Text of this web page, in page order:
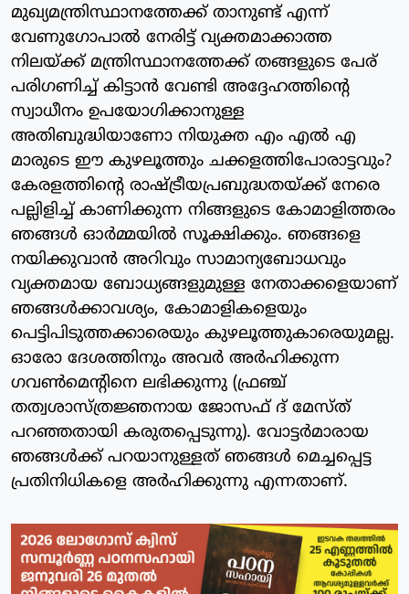
മുഖ്യമന്ത്രിസ്ഥാനത്തേക്ക് താനുണ്ട് എന്ന്
വേണുഗോപാല്‍ നേരിട്ട് വ്യക്തമാക്കാത്ത
നിലയ്ക്ക് മന്ത്രിസ്ഥാനത്തേക്ക് തങ്ങളുടെ പേര്
പരിഗണിച്ച് കിട്ടാന്‍ വേണ്ടി അദ്ദേഹത്തിന്റെ
സ്വാധീനം ഉപയോഗിക്കാനുള്ള
അതിബുദ്ധിയാണോ നിയുക്ത എം എല്‍ എ
മാരുടെ ഈ കുഴലൂത്തും ചക്കളത്തിപോരാട്ടവും?
കേരളത്തിന്റെ രാഷ്ട്രീയപ്രബുദ്ധതയ്ക്ക് നേരെ
പല്ലിളിച്ച് കാണിക്കുന്ന നിങ്ങളുടെ കോമാളിത്തരം
ഞങ്ങള്‍ ഓര്‍മ്മയില്‍ സൂക്ഷിക്കും. ഞങ്ങളെ
നയിക്കുവാന്‍ അറിവും സാമാന്യബോധവും
വ്യക്തമായ ബോധ്യങ്ങളുമുള്ള നേതാക്കളെയാണ്
ഞങ്ങള്‍ക്കാവശ്യം, കോമാളികളെയും
പെട്ടിപിടുത്തക്കാരെയും കുഴലൂത്തുകാരെയുമല്ല.
ഓരോ ദേശത്തിനും അവര്‍ അര്‍ഹിക്കുന്ന
ഗവൺമെന്റിനെ ലഭിക്കുന്നു (ഫ്രഞ്ച്
തത്വശാസ്ത്രജ്ഞനായ ജോസഫ് ദ് മേസ്ത്
പറഞ്ഞതായി കരുതപ്പെടുന്നു). വോട്ടര്‍മാരായ
ഞങ്ങള്‍ക്ക് പറയാനുള്ളത് ഞങ്ങള്‍ മെച്ചപ്പെട്ട
പ്രതിനിധികളെ അര്‍ഹിക്കുന്നു എന്നതാണ്.